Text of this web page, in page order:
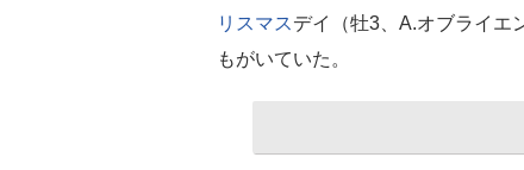
リスマスデイ（牡3、A.オブライエ
もがいていた。